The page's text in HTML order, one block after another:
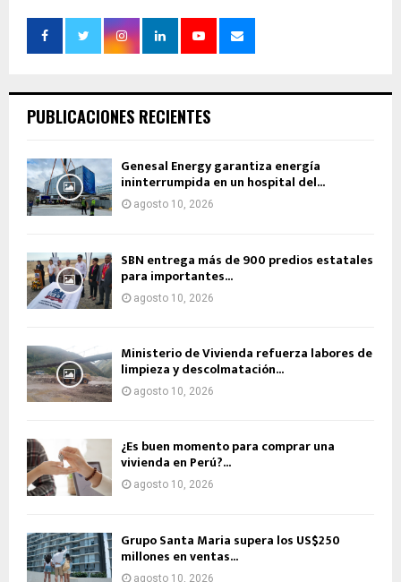
PUBLICACIONES RECIENTES
Genesal Energy garantiza energía
ininterrumpida en un hospital del...
agosto 10, 2026
SBN entrega más de 900 predios estatales
para importantes...
agosto 10, 2026
Ministerio de Vivienda refuerza labores de
limpieza y descolmatación...
agosto 10, 2026
¿Es buen momento para comprar una
vivienda en Perú?...
agosto 10, 2026
Grupo Santa Maria supera los US$250
millones en ventas...
agosto 10, 2026